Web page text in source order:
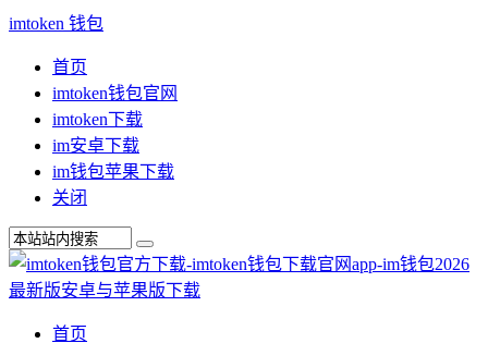
imtoken 钱包
首页
imtoken钱包官网
imtoken下载
im安卓下载
im钱包苹果下载
关闭
首页